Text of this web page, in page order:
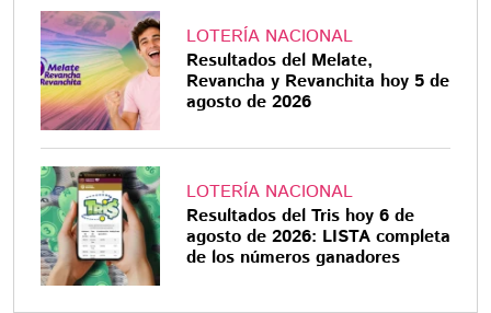
LOTERÍA NACIONAL
Resultados del Melate,
Revancha y Revanchita hoy 5 de
agosto de 2026
LOTERÍA NACIONAL
Resultados del Tris hoy 6 de
agosto de 2026: LISTA completa
de los números ganadores